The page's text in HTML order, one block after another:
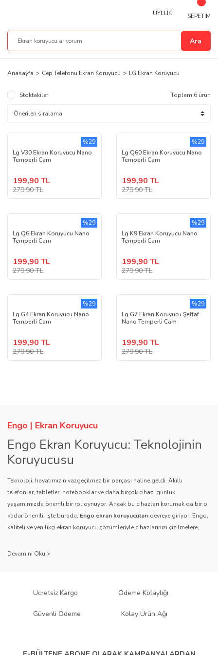
Ara
ÜYELİK SEPETİM
Anasayfa Cep Telefonu Ekran Koruyucu LG Ekran Koruyucu
Stoktakiler Toplam 6 ürün
Lg V30 Ekran Koruyucu Nano
Temperli Cam
199,90 TL
279,90 TL
%29
Lg Q60 Ekran Koruyucu Nano
Temperli Cam
199,90 TL
279,90 TL
%29
Lg Q6 Ekran Koruyucu Nano
Temperli Cam
199,90 TL
279,90 TL
%29
Lg K9 Ekran Koruyucu Nano
Temperli Cam
199,90 TL
279,90 TL
%29
Lg G4 Ekran Koruyucu Nano
Temperli Cam
199,90 TL
279,90 TL
%29
Lg G7 Ekran Koruyucu Şeffaf
Nano Temperli Cam
199,90 TL
279,90 TL
%29
Engo | Ekran Koruyucu
Engo Ekran Koruyucu: Teknolojinin
Koruyucusu
Teknoloji, hayatımızın vazgeçilmez bir parçası haline geldi. Akıllı
telefonlar, tabletler, notebooklar ve daha birçok cihaz, günlük
yaşamımızda önemli bir rol oynuyor. Ancak bu cihazları korumak da bir o
kadar önemli. İşte burada, Engo ekran koruyucuları devreye giriyor. Engo,
kaliteli ve yenilikçi ekran koruyucu çözümleriyle cihazlarınızı çizilmelere,
sağlıyor.
Engo ekran koruyucuları
, uzun yıllara dayanan tecrübesi ve teknolojiye
ürününü titiz bir kalite kontrol sürecinden geçirir. Kullanıcı dostu tasarımı
Ücretsiz Kargo Ödeme Kolaylığı
Güvenli Ödeme Kolay Ürün Ağı